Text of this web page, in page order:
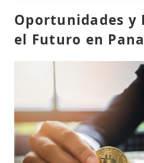
Oportunidades y
el Futuro en